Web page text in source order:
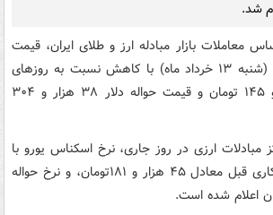
معاملات بازار مبادله ارز و طلای ایران، قیمت
هر اسکناس دلار امروز (شنبه ۱۳ خرداد ماه) با کاهش نسبت به روزهای
قبل معادل ۴۲ هزار و ۱۴۵ تومان و قیمت حواله دلار ۳۸ هزار و ۳۰۴
مبادلات ارزی در روز جاری، نرخ اسکناس یورو با
افزایش نسبت به روز کاری قبل معادل ۴۵ هزار و ۱۸۱تومان، و نرخ حواله